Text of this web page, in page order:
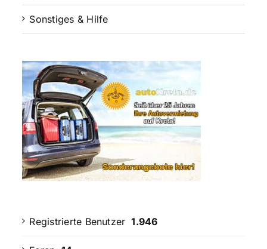
Sonstiges & Hilfe
Registrierte Benutzer 1.946